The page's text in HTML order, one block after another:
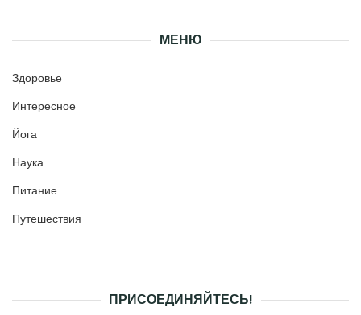
МЕНЮ
Здоровье
Интересное
Йога
Наука
Питание
Путешествия
ПРИСОЕДИНЯЙТЕСЬ!